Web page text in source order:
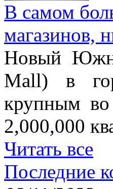
В самом
магазинов,
Новый
Mall) в
крупным во
2,000,000
Читать все
Последние